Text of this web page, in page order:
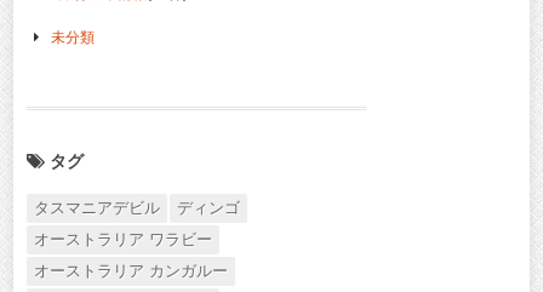
未分類
タグ
タスマニアデビル
ディンゴ
オーストラリア ワラビー
オーストラリア カンガルー